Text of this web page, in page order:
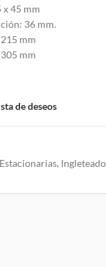
x 45 mm
36 mm.
mm
mm
de deseos
Estacionarias,